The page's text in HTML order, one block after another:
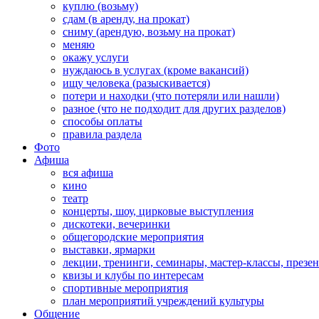
куплю (возьму)
сдам (в аренду, на прокат)
сниму (арендую, возьму на прокат)
меняю
окажу услуги
нуждаюсь в услугах (кроме вакансий)
ищу человека (разыскивается)
потери и находки (что потеряли или нашли)
разное (что не подходит для других разделов)
способы оплаты
правила раздела
Фото
Афиша
вся афиша
кино
театр
концерты, шоу, цирковые выступления
дискотеки, вечеринки
общегородские мероприятия
выставки, ярмарки
лекции, тренинги, семинары, мастер-классы,
квизы и клубы по интересам
спортивные мероприятия
план мероприятий учреждений культуры
Общение